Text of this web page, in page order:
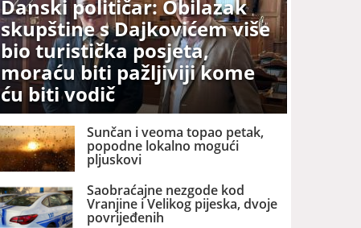
Danski političar: Obilazak
skupštine s Dajkovićem više
bio turistička posjeta,
moraću biti pažljiviji kome
ću biti vodič
Sunčan i veoma topao petak,
popodne lokalno mogući
pljuskovi
Saobraćajne nezgode kod
Vranjine i Velikog pijeska, dvoje
povrijeđenih